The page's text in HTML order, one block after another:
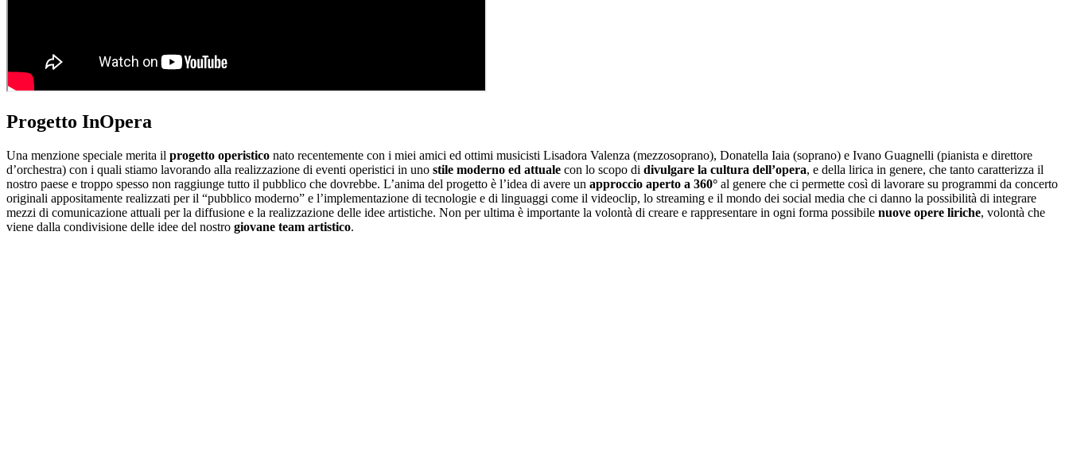
Progetto InOpera
Una menzione speciale merita il progetto operistico nato recentemente con i miei amici ed ottimi musicisti Lisadora Valenza (mezzosoprano), Donatella Iaia (soprano) e Ivano Guagnelli (pianista e direttore
d’orchestra) con i quali stiamo lavorando alla realizzazione di eventi operistici in uno stile moderno ed attuale con lo scopo di divulgare la cultura dell’opera, e della lirica in genere, che tanto caratterizza il
nostro paese e troppo spesso non raggiunge tutto il pubblico che dovrebbe. L’anima del progetto è l’idea di avere un approccio aperto a 360° al genere che ci permette così di lavorare su programmi da concerto
originali appositamente realizzati per il “pubblico moderno” e l’implementazione di tecnologie e di linguaggi come il videoclip, lo streaming e il mondo dei social media che ci danno la possibilità di integrare
mezzi di comunicazione attuali per la diffusione e la realizzazione delle idee artistiche. Non per ultima è importante la volontà di creare e rappresentare in ogni forma possibile nuove opere liriche, volontà che
viene dalla condivisione delle idee del nostro giovane team artistico.